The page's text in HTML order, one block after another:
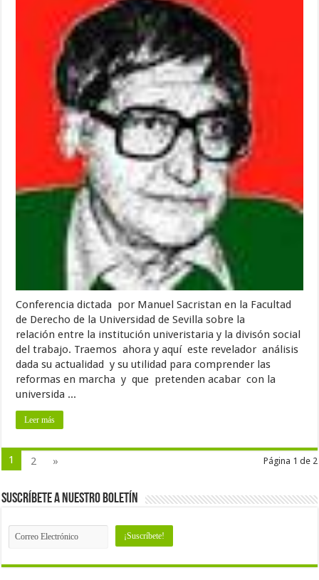
Conferencia dictada por Manuel Sacristan en la Facultad
de Derecho de la Universidad de Sevilla sobre la
relación entre la institución univeristaria y la divisón social
del trabajo. Traemos ahora y aquí este revelador análisis
dada su actualidad y su utilidad para comprender las
reformas en marcha y que pretenden acabar con la
universida ...
Leer más
Página 1 de 2
1 2 »
Suscríbete a nuestro Boletín